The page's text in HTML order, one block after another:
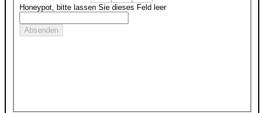
Honeypot, bitte lassen Sie dieses Feld leer